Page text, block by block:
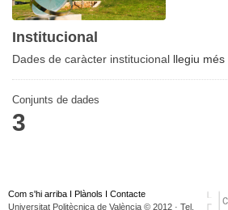
Institucional
Dades de caràcter institucional llegiu més
Conjunts de dades
3
Com s'hi arriba I Plànols I Contacte
Universitat Politècnica de València © 2012 · Tel.